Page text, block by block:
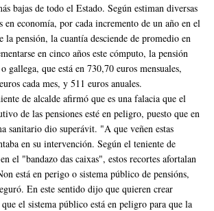
bajas de todo el Estado. Según estiman diversas
en economía, por cada incremento de un año en el
la pensión, la cuantía desciende de promedio en
en cinco años este cómputo, la pensión
gallega, que está en 730,70 euros mensuales,
cada mes, y 511 euros anuales.
de alcalde afirmó que es una falacia que el
de las pensiones esté en peligro, puesto que en
sanitario dio superávit. "A que veñen estas
en su intervención. Según el teniente de
el "bandazo das caixas", estos recortes afortalan
está en perigo o sistema público de pensións,
En este sentido dijo que quieren crear
el sistema público está en peligro para que la